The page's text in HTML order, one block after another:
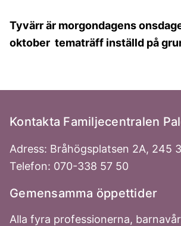
Tyvärr är morgondagens
oktober tematräff inställd på
Kontakta Familjecentralen
Adress: Bråhögsplatsen 2A, 245
Telefon: 070-338 57 50
Gemensamma öppettider
Alla fyra professionerna,